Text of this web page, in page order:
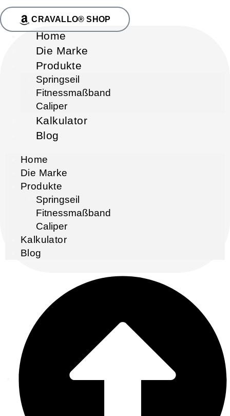
CRAVALLO® SHOP
Home
Die Marke
Produkte
Springseil
Fitnessmaßband
Caliper
Kalkulator
Blog
Home
Die Marke
Produkte
Springseil
Fitnessmaßband
Caliper
Kalkulator
Blog